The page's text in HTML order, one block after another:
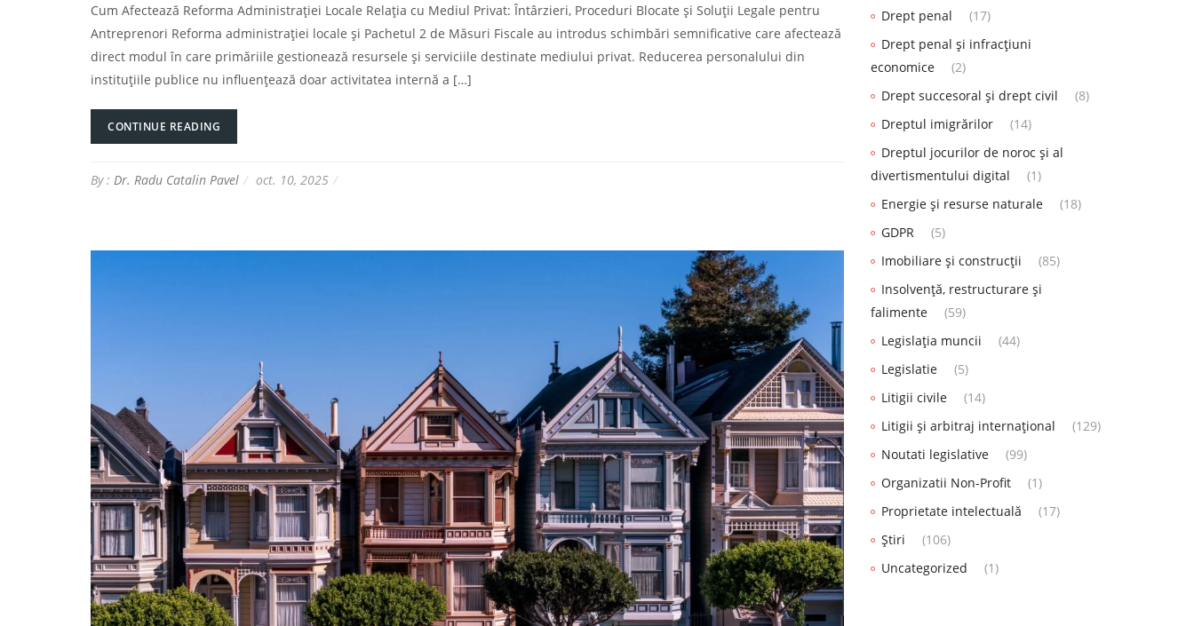
Cum Afectează Reforma Administrației Locale Relația cu Mediul Privat: Întârzieri, Proceduri Blocate și Soluții Legale pentru
Antreprenori Reforma administrației locale și Pachetul 2 de Măsuri Fiscale au introdus schimbări semnificative care afectează
direct modul în care primăriile gestionează resursele și serviciile destinate mediului privat. Reducerea personalului din
instituțiile publice nu influențează doar activitatea internă a […]
CONTINUE READING
By : Dr. Radu Catalin Pavel oct. 10, 2025
Drept penal
(17)
Drept penal și infracțiuni
economice
(2)
Drept succesoral și drept civil
(8)
Dreptul imigrărilor
(14)
Dreptul jocurilor de noroc și al
divertismentului digital
(1)
Energie și resurse naturale
(18)
GDPR
(5)
Imobiliare și construcții
(85)
Insolvență, restructurare și
falimente
(59)
Legislația muncii
(44)
Legislatie
(5)
Litigii civile
(14)
Litigii și arbitraj internațional
(129)
Noutati legislative
(99)
Organizatii Non-Profit
(1)
Proprietate intelectuală
(17)
Știri
(106)
Uncategorized
(1)